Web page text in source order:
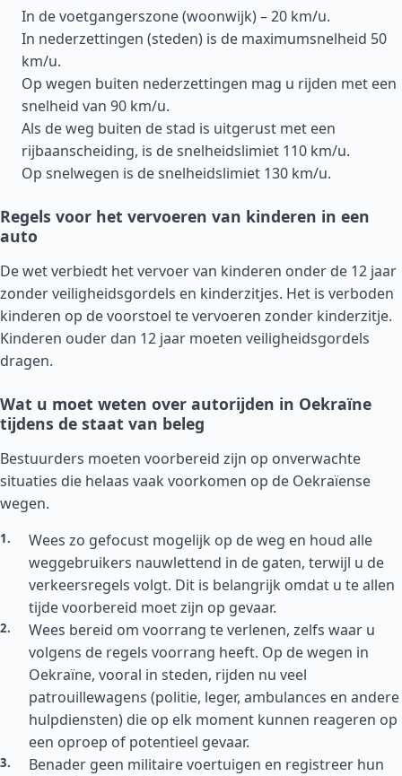
In de voetgangerszone (woonwijk) – 20 km/u.
In nederzettingen (steden) is de maximumsnelheid 50
km/u.
Op wegen buiten nederzettingen mag u rijden met een
snelheid van 90 km/u.
Als de weg buiten de stad is uitgerust met een
rijbaanscheiding, is de snelheidslimiet 110 km/u.
Op snelwegen is de snelheidslimiet 130 km/u.
Regels voor het vervoeren van kinderen in een
auto
De wet verbiedt het vervoer van kinderen onder de 12 jaar
zonder veiligheidsgordels en kinderzitjes. Het is verboden
kinderen op de voorstoel te vervoeren zonder kinderzitje.
Kinderen ouder dan 12 jaar moeten veiligheidsgordels
dragen.
Wat u moet weten over autorijden in Oekraïne
tijdens de staat van beleg
Bestuurders moeten voorbereid zijn op onverwachte
situaties die helaas vaak voorkomen op de Oekraïense
wegen.
Wees zo gefocust mogelijk op de weg en houd alle
weggebruikers nauwlettend in de gaten, terwijl u de
verkeersregels volgt. Dit is belangrijk omdat u te allen
tijde voorbereid moet zijn op gevaar.
Wees bereid om voorrang te verlenen, zelfs waar u
volgens de regels voorrang heeft. Op de wegen in
Oekraïne, vooral in steden, rijden nu veel
patrouillewagens (politie, leger, ambulances en andere
hulpdiensten) die op elk moment kunnen reageren op
een oproep of potentieel gevaar.
Benader geen militaire voertuigen en registreer hun